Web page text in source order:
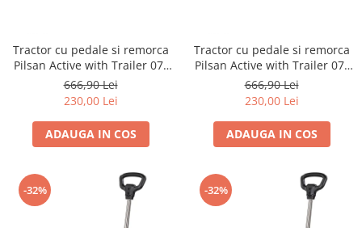
CASUTE SI CORTURI COPII
TROTINETE COPII
MAŞINUŢE DE ÎMPINS
BICICLETA FARA PEDALE
SPORT IN AER LIBER
VEHICULE
JOCURI DE ROL
CĂRUCIOARE 2 in 1
CĂRUCIOARE SPORT
MARSUPII SI HAMURI
TARCURI DE JOACA
Djeco
Eureka Kids
Fakopancs
Free & Easy
Goliath
Tractor cu pedale si remorca
Pilsan Active with Trailer 07-
316 green
666,90 Lei
230,00 Lei
ADAUGA IN COS
Tractor cu pedale si remorca
Pilsan Active with Trailer 07-
316 red
666,90 Lei
230,00 Lei
ADAUGA IN COS
-32% -32%